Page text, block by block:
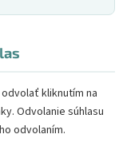
kliknutím na
Odvolanie súhlasu
odvolaním.